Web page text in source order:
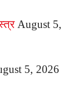
August 5,
5, 2026